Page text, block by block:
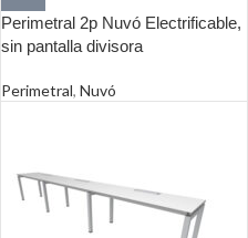
Perimetral 2p Nuvó Electrificable,
sin pantalla divisora
Perimetral, Nuvó